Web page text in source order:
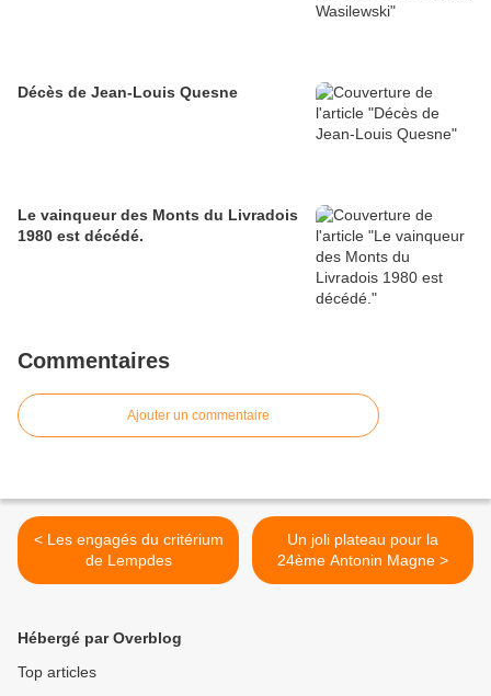
Décès de Jean-Louis Quesne
Le vainqueur des Monts du Livradois
1980 est décédé.
Commentaires
Ajouter un commentaire
< Les engagés du critérium
de Lempdes
Un joli plateau pour la
24ème Antonin Magne >
Hébergé par Overblog
Top articles